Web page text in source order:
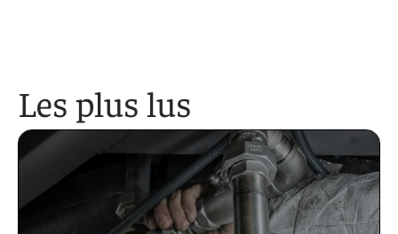
Les plus lus